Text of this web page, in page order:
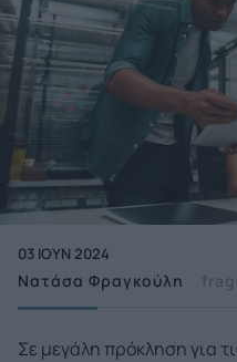
03 ΙΟΥΝ 2024
Νατάσα Φραγκούλη
Σε μεγάλη πρόκληση για